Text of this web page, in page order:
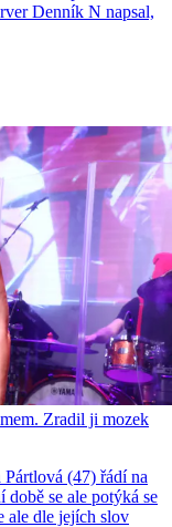
Denník N napsal,
Zradil ji mozek
(47) řádí na
se ale potýká se
ale dle jejích slov